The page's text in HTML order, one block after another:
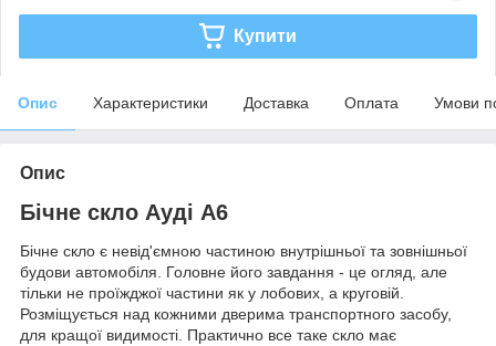
Купити
Опис Характеристики Доставка Оплата Умови
Опис
Бічне скло Ауді А6
Бічне скло є невід'ємною частиною внутрішньої та зовнішньої
будови автомобіля. Головне його завдання - це огляд, але
тільки не проїжджої частини як у лобових, а круговій.
Розміщується над кожними дверима транспортного засобу,
для кращої видимості. Практично все таке скло має